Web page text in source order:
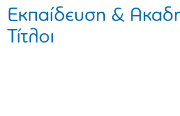
Εκπαίδευση &
Τίτλοι